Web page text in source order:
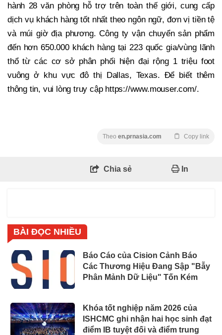
hành 28 văn phòng hỗ trợ trên toàn thế giới, cung cấp
dịch vụ khách hàng tốt nhất theo ngôn ngữ, đơn vị tiền tệ
và múi giờ địa phương. Công ty vận chuyển sản phẩm
đến hơn 650.000 khách hàng tại 223 quốc gia/vùng lãnh
thổ từ các cơ sở phân phối hiện đại rộng 1 triệu foot
vuông ở khu vực đô thị Dallas, Texas. Để biết thêm
thông tin, vui lòng truy cập https://www.mouser.com/.
Theo en.prnasia.com Copy link
Chia sẻ In
BÀI ĐỌC NHIỀU
Báo Cáo của Cision Cảnh Báo
Các Thương Hiệu Đang Sập "Bẫy
Phân Mảnh Dữ Liệu" Tốn Kém
Khóa tốt nghiệp năm 2026 của
ISHCMC ghi nhận hai học sinh đạt
điểm IB tuyệt đối và điểm trung